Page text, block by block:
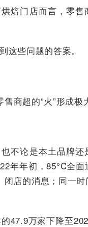
焙门店而言，零售
些问题的答案。
商超的“火”形成极
不论是本土品牌还
年年初，85°C全面
店的消息；同一
47.9万家下降至